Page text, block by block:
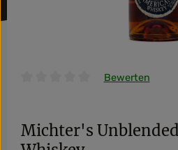
Durchschnittliche Bewertung
Bewerten
Michter's